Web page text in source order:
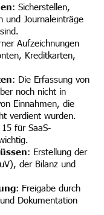
: Sicherstellen,
und Journaleinträge
Aufzeichnungen
Kreditkarten,
: Die Erfassung von
noch nicht in
Einnahmen, die
verdient wurden.
für SaaS-
: Erstellung der
der Bilanz und
: Freigabe durch
Dokumentation